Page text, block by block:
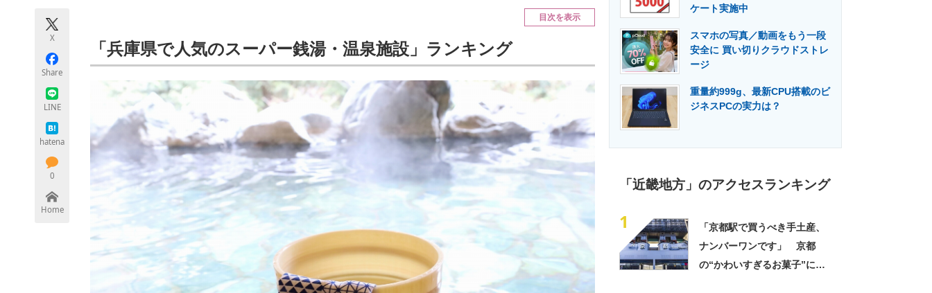
X
Share
LINE
hatena
0
Home
目次を表示
「兵庫県で人気のスーパー銭湯・温泉施設」ランキング
ケート実施中
スマホの写真／動画をもう一段
安全に 買い切りクラウドストレ
ージ
重量約999g、最新CPU搭載のビ
ジネスPCの実力は？
「近畿地方」のアクセスランキング
1
「京都駅で買うべき手土産、
ナンバーワンです」 京都
の“かわいすぎるお菓子”に反